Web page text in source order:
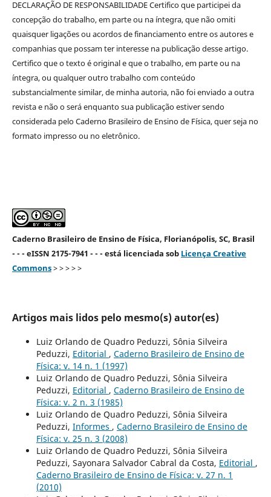
DECLARAÇÃO DE RESPONSABILIDADE Certifico que participei da
concepção do trabalho, em parte ou na íntegra, que não omiti
quaisquer ligações ou acordos de financiamento entre os autores e
companhias que possam ter interesse na publicação desse artigo.
Certifico que o texto é original e que o trabalho, em parte ou na
íntegra, ou qualquer outro trabalho com conteúdo
substancialmente similar, de minha autoria, não foi enviado a outra
revista e não o será enquanto sua publicação estiver sendo
considerada pelo Caderno Brasileiro de Ensino de Física, quer seja no
formato impresso ou no eletrônico.
Caderno Brasileiro de Ensino de Física, Florianópolis, SC, Brasil
- - - eISSN 2175-7941 - - - está licenciada sob Licença Creative
Commons> > > > >
Artigos mais lidos pelo mesmo(s) autor(es)
Luiz Orlando de Quadro Peduzzi, Sônia Silveira
Peduzzi, Editorial , Caderno Brasileiro de Ensino de
Física: v. 14 n. 1 (1997)
Luiz Orlando de Quadro Peduzzi, Sônia Silveira
Peduzzi, Editorial , Caderno Brasileiro de Ensino de
Física: v. 2 n. 3 (1985)
Luiz Orlando de Quadro Peduzzi, Sônia Silveira
Peduzzi, Informes , Caderno Brasileiro de Ensino de
Física: v. 25 n. 3 (2008)
Luiz Orlando de Quadro Peduzzi, Sônia Silveira
Peduzzi, Sayonara Salvador Cabral da Costa, Editorial ,
Caderno Brasileiro de Ensino de Física: v. 27 n. 1
(2010)